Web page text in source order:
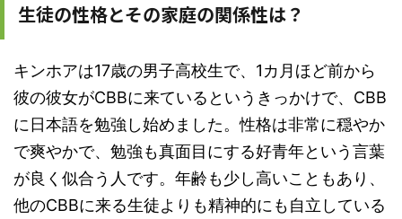
生徒の性格とその家庭の関係性は？
キンホアは17歳の男子高校生で、1カ月ほど前から
彼の彼女がCBBに来ているというきっかけで、CBB
に日本語を勉強し始めました。性格は非常に穏やか
で爽やかで、勉強も真面目にする好青年という言葉
が良く似合う人です。年齢も少し高いこともあり、
他のCBBに来る生徒よりも精神的にも自立している